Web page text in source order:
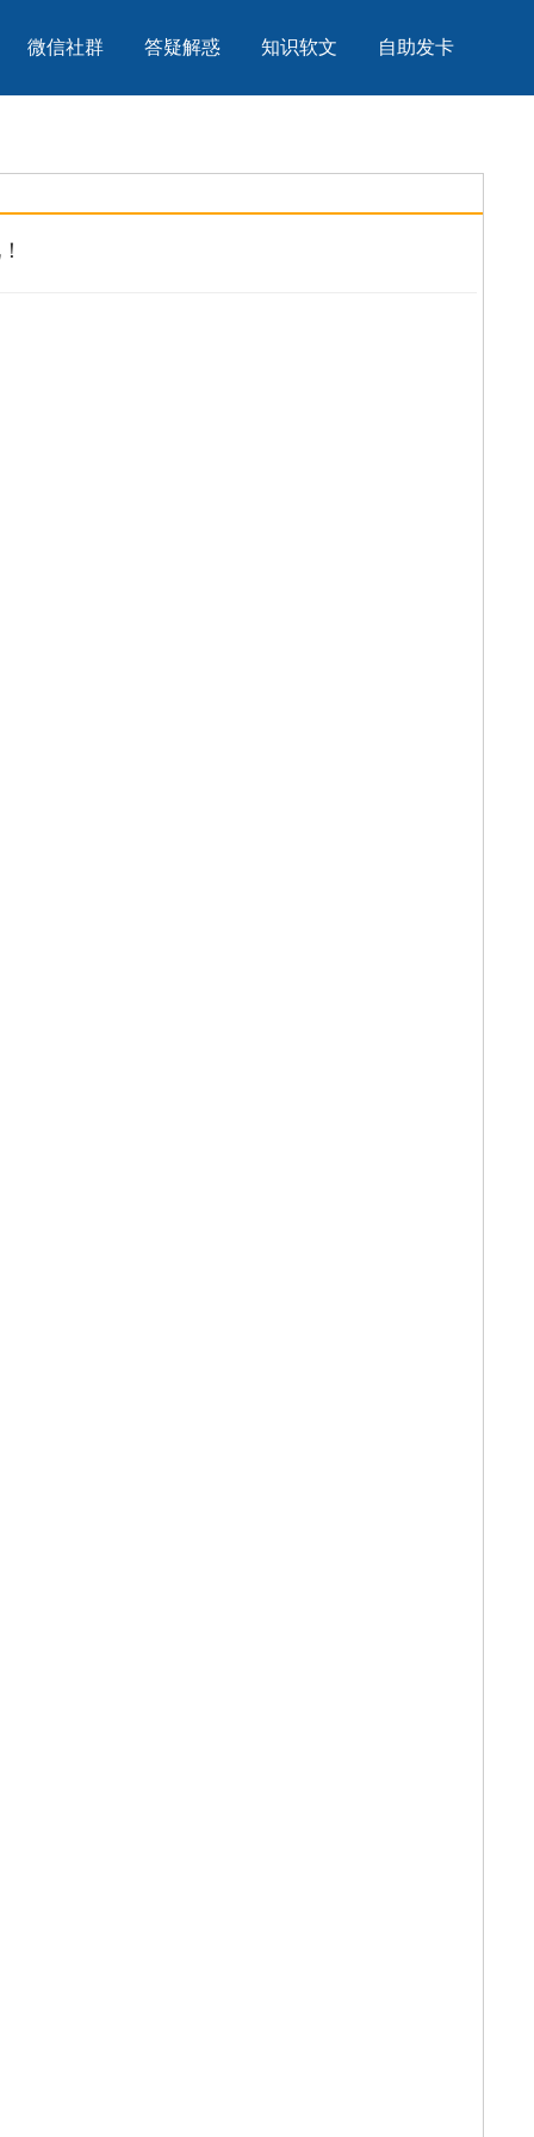
微信社群 答疑解惑 知识软文 自助发卡